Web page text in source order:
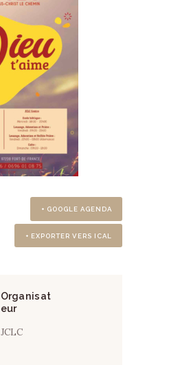
+ GOOGLE AGENDA
+ EXPORTER VERS ICAL
Organisat
eur
JCLC